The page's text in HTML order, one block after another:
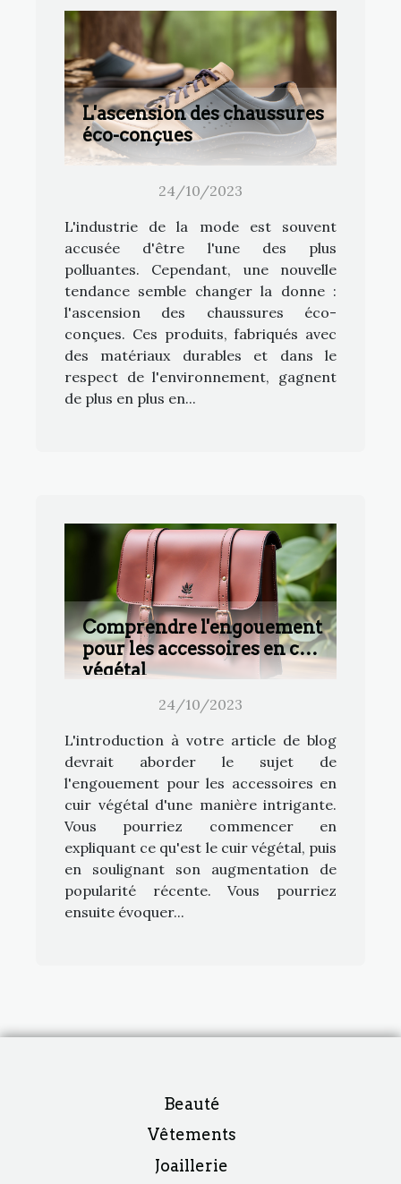
L'ascension des chaussures
éco-conçues
24/10/2023
L'industrie de la mode est souvent
accusée d'être l'une des plus
polluantes. Cependant, une nouvelle
tendance semble changer la donne :
l'ascension des chaussures éco-
conçues. Ces produits, fabriqués avec
des matériaux durables et dans le
respect de l'environnement, gagnent
de plus en plus en...
Comprendre l'engouement
pour les accessoires en cuir
végétal
24/10/2023
L'introduction à votre article de blog
devrait aborder le sujet de
l'engouement pour les accessoires en
cuir végétal d'une manière intrigante.
Vous pourriez commencer en
expliquant ce qu'est le cuir végétal, puis
en soulignant son augmentation de
popularité récente. Vous pourriez
ensuite évoquer...
Beauté
Vêtements
Joaillerie